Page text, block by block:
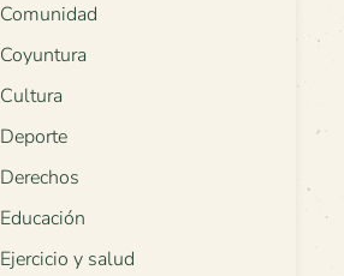
Comunidad
Coyuntura
Cultura
Deporte
Derechos
Educación
Ejercicio y salud